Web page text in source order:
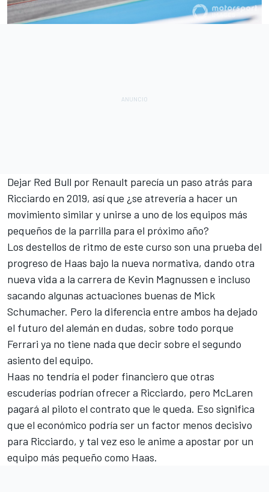
Dejar Red Bull por Renault parecía un paso atrás para
Ricciardo en 2019, así que ¿se atrevería a hacer un
movimiento similar y unirse a uno de los equipos más
pequeños de la parrilla para el próximo año?
Los destellos de ritmo de este curso son una prueba del
progreso de Haas bajo la nueva normativa, dando otra
nueva vida a la carrera de Kevin Magnussen e incluso
sacando algunas actuaciones buenas de Mick
Schumacher. Pero la diferencia entre ambos ha dejado
el futuro del alemán en dudas, sobre todo porque
Ferrari ya no tiene nada que decir sobre el segundo
asiento del equipo.
Haas no tendría el poder financiero que otras
escuderías podrían ofrecer a Ricciardo, pero McLaren
pagará al piloto el contrato que le queda. Eso significa
que el económico podría ser un factor menos decisivo
para Ricciardo, y tal vez eso le anime a apostar por un
equipo más pequeño como Haas.